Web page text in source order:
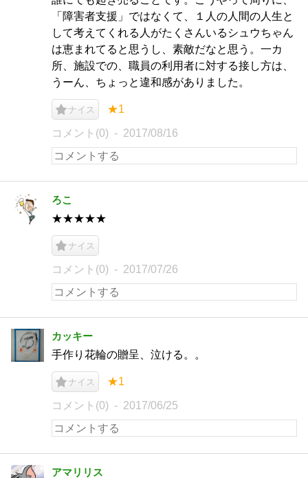
「障害者支援」ではなくて、１人の人間の人生と
して考えてくれる人がたくさんいるシュウちゃん
は恵まれてると思うし、素敵だなと思う。一カ
所、施設での、職員の利用者に対する接し方は、
うーん、ちょっと違和感がありました。
ナイス ★1
コメント(0) 2017/08/16
ろこ
★★★★★
ナイス
コメント(0) 2017/07/26
カッキー
手作り花輪の贈呈、泣ける。。
ナイス ★1
コメント(0) 2017/06/25
アマリリス